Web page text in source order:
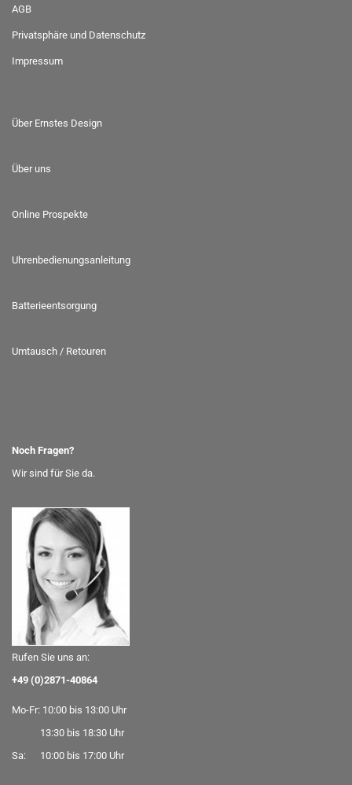
AGB
Privatsphäre und Datenschutz
Impressum
Über Ernstes Design
Über uns
Online Prospekte
Uhrenbedienungsanleitung
Batterieentsorgung
Umtausch / Retouren
Noch Fragen?
Wir sind für Sie da.
Rufen Sie uns an:
+49 (0)2871-40864
Mo-Fr: 10:00 bis 13:00 Uhr
13:30 bis 18:30 Uhr
Sa: 10:00 bis 17:00 Uhr